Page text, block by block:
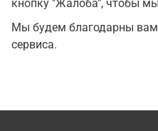
кнопку "Жалоба", чтобы
Мы будем благодарны вам
сервиса.